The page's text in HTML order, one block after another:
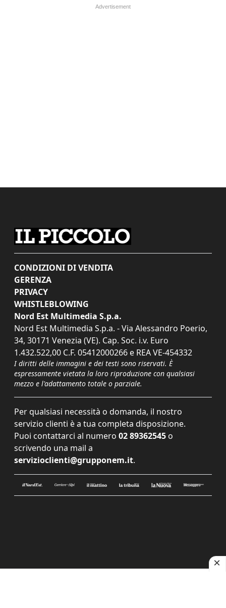
CONDIZIONI DI VENDITA
GERENZA
PRIVACY
WHISTLEBLOWING
Nord Est Multimedia S.p.a.
Nord Est Multimedia S.p.a. - Via Alessandro Poerio,
34, 30171 Venezia (VE). Cap. Soc. i.v. Euro
1.432.522,00 C.F. 05412000266 e REA VE-454332
I diritti delle immagini e dei testi sono riservati. È
espressamente vietata la loro riproduzione con qualsiasi
mezzo e l'adattamento totale o parziale.
Per qualsiasi necessità o domanda, il nostro
servizio clienti è a tua completa disposizione.
Puoi contattarci al numero 02 89362545 o
scrivendo una mail a
servizioclienti@grupponem.it.